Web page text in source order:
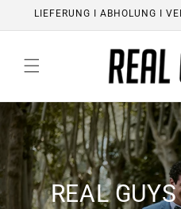
zum
Inhalt
LIEFERUNG I ABHOLUNG I
REAL